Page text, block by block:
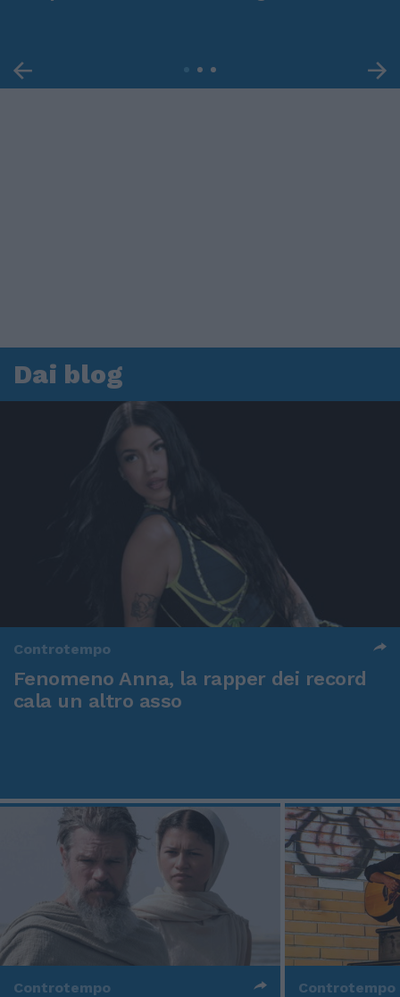
Dai blog
Controtempo
Fenomeno Anna, la rapper dei record
cala un altro asso
Controtempo Controtempo